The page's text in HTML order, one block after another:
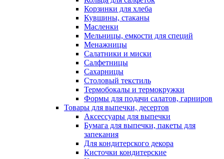
Корзинки для хлеба
Кувшины, стаканы
Масленки
Мельницы, емкости для специй
Менажницы
Салатники и миски
Салфетницы
Сахарницы
Столовый текстиль
Термобокалы и термокружки
Формы для подачи салатов, гарниров
Товары для выпечки, десертов
Аксессуары для выпечки
Бумага для выпечки, пакеты для
запекания
Для кондитерского декора
Кисточки кондитерские